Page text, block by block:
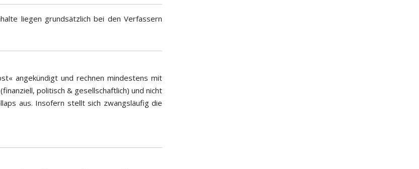
liegen grundsätzlich bei den Verfassern
angekündigt und rechnen mindestens mit
politisch & gesellschaftlich) und nicht
aus. Insofern stellt sich zwangsläufig die